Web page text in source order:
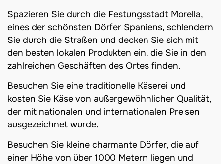
Spazieren Sie durch die Festungsstadt Morella,
eines der schönsten Dörfer Spaniens, schlendern
Sie durch die Straßen und decken Sie sich mit
den besten lokalen Produkten ein, die Sie in den
zahlreichen Geschäften des Ortes finden.
Besuchen Sie eine traditionelle Käserei und
kosten Sie Käse von außergewöhnlicher Qualität,
der mit nationalen und internationalen Preisen
ausgezeichnet wurde.
Besuchen Sie kleine charmante Dörfer, die auf
einer Höhe von über 1000 Metern liegen und